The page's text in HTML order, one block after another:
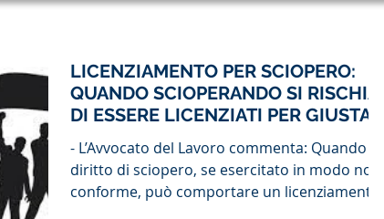
LICENZIAMENTO PER SCIOPERO:
QUANDO SCIOPERANDO SI RISCHIA
DI ESSERE LICENZIATI PER GIUSTA
CAUSA
- L’Avvocato del Lavoro commenta: Quando il
diritto di sciopero, se esercitato in modo non
conforme, può comportare un licenziamento